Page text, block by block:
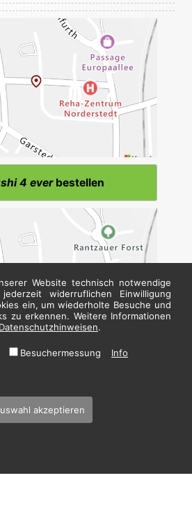
4 everbestellen
Yensushi
MwSt. Abbildungen können ggf. abweichen.
und Zusatzstoffen finden Sie unter
Website technisch notwendige
widerruflichen Einwilligung
ein, um wiederholte Besuche und
zu erkennen. Weitere Informationen
Datenschutzhinweisen.
Besuchermessung
Info
akzeptieren